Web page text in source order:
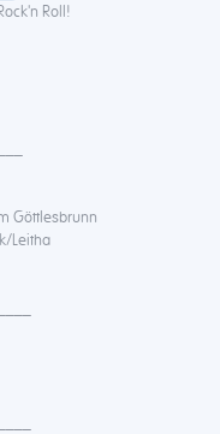
Roll!
Göttlesbrunn
Leitha